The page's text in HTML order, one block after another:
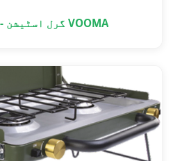
VOOMA گرل اسٹیشن - ڈوئل برنر